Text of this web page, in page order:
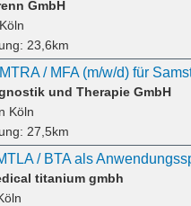
GmbH
23,6km
und Therapie GmbH
Köln
27,5km
titanium gmbh